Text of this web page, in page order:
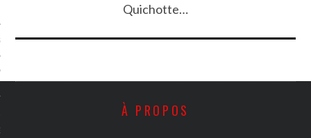
EN VOD
Quichotte…
À PROPOS